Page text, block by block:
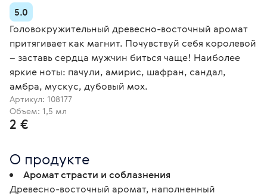
5.0
Головокружительный древесно-восточный аромат
притягивает как магнит. Почувствуй себя королевой
– заставь сердца мужчин биться чаще! Наиболее
яркие ноты: пачули, амирис, шафран, сандал,
амбра, мускус, дубовый мох.
Артикул: 108177
Объем: 1,5 мл
2 €
О продукте
Аромат страсти и соблазнения
Древесно-восточный аромат, наполненный